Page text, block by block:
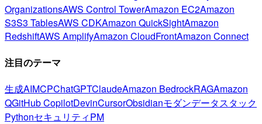
OrganizationsAWS Control TowerAmazon EC2Amazon
S3S3 TablesAWS CDKAmazon QuickSightAmazon
RedshiftAWS AmplifyAmazon CloudFrontAmazon Connect
注目のテーマ
生成AIMCPChatGPTClaudeAmazon BedrockRAGAmazon
QGitHub CopilotDevinCursorObsidianモダンデータスタック
PythonセキュリティPM